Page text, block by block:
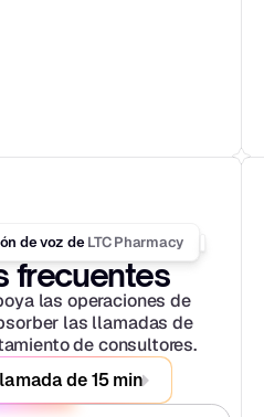
de voz de LTC Pharmacy
frecuentes
las operaciones de
las llamadas de
de consultores.
de 15 min